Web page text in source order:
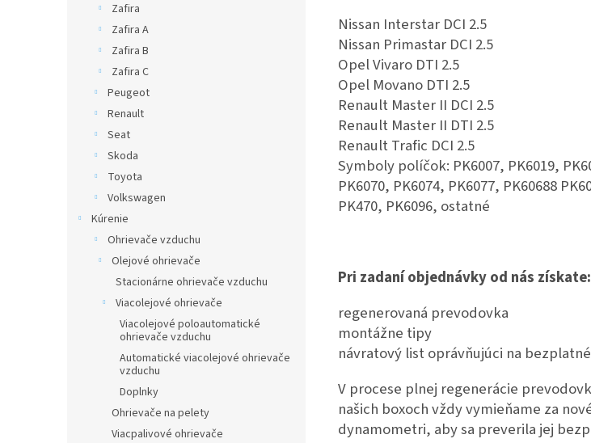
Zafira
Zafira A
Zafira B
Zafira C
Peugeot
Renault
Seat
Skoda
Toyota
Volkswagen
Kúrenie
Ohrievače vzduchu
Olejové ohrievače
Stacionárne ohrievače vzduchu
Viacolejové ohrievače
Viacolejové poloautomatické
ohrievače vzduchu
Automatické viacolejové ohrievače
vzduchu
Doplnky
Ohrievače na pelety
Viacpalivové ohrievače
Nissan Interstar DCI 2.5
Nissan Primastar DCI 2.5
Opel Vivaro DTI 2.5
Opel Movano DTI 2.5
Renault Master II DCI 2.5
Renault Master II DTI 2.5
Renault Trafic DCI 2.5
Symboly políčok: PK6007, PK6019,
PK6070, PK6074, PK6077, PK60688
PK470, PK6096, ostatné
Pri zadaní objednávky od nás získate:
regenerovaná prevodovka
montážne tipy
návratový list oprávňujúci na
V procese plnej regenerácie
našich boxoch vždy vymieňame za
dynamometri, aby sa preverila jej